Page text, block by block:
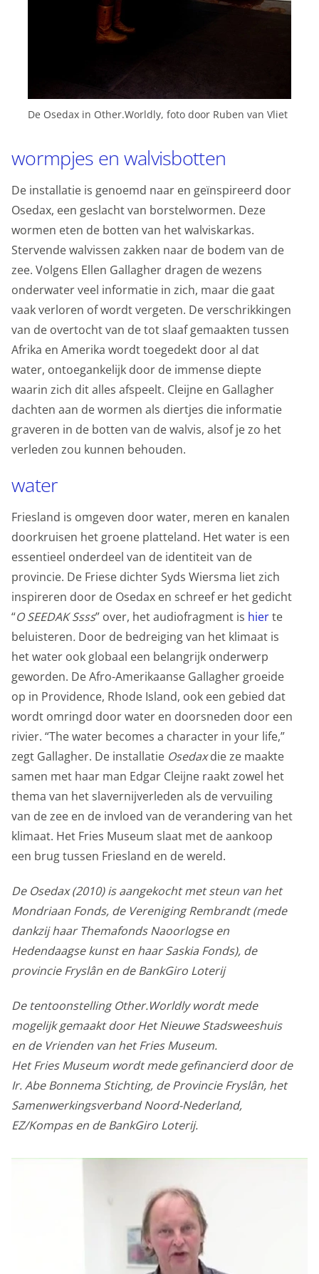
De Osedax in Other.Worldly, foto door Ruben van Vliet
wormpjes en walvisbotten
De installatie is genoemd naar en geïnspireerd door
Osedax, een geslacht van borstelwormen. Deze
wormen eten de botten van het walviskarkas.
Stervende walvissen zakken naar de bodem van de
zee. Volgens Ellen Gallagher dragen de wezens
onderwater veel informatie in zich, maar die gaat
vaak verloren of wordt vergeten. De verschrikkingen
van de overtocht van de tot slaaf gemaakten tussen
Afrika en Amerika wordt toegedekt door al dat
water, ontoegankelijk door de immense diepte
waarin zich dit alles afspeelt. Cleijne en Gallagher
dachten aan de wormen als diertjes die informatie
graveren in de botten van de walvis, alsof je zo het
verleden zou kunnen behouden.
water
Friesland is omgeven door water, meren en kanalen
doorkruisen het groene platteland. Het water is een
essentieel onderdeel van de identiteit van de
provincie. De Friese dichter Syds Wiersma liet zich
inspireren door de Osedax en schreef er het gedicht
“O SEEDAK Ssss” over, het audiofragment is hierte
beluisteren. Door de bedreiging van het klimaat is
het water ook globaal een belangrijk onderwerp
geworden. De Afro-Amerikaanse Gallagher groeide
op in Providence, Rhode Island, ook een gebied dat
wordt omringd door water en doorsneden door een
rivier. “The water becomes a character in your life,”
zegt Gallagher. De installatie Osedaxdie ze maakte
samen met haar man Edgar Cleijne raakt zowel het
thema van het slavernijverleden als de vervuiling
van de zee en de invloed van de verandering van het
klimaat. Het Fries Museum slaat met de aankoop
een brug tussen Friesland en de wereld.
De Osedax (2010) is aangekocht met steun van het
Mondriaan Fonds, de Vereniging Rembrandt(mede
dankzij haar Themafonds Naoorlogse en
Hedendaagse kunst en haar Saskia Fonds), de
provincieFryslân en de BankGiro Loterij
De tentoonstelling Other.Worldly wordt mede
mogelijk gemaakt door Het Nieuwe Stadsweeshuis
en de Vrienden van het Fries Museum.
Het Fries Museum wordt mede gefinancierd door de
Ir. Abe Bonnema Stichting, de Provincie Fryslân, het
Samenwerkingsverband Noord-Nederland,
EZ/Kompas en de BankGiro Loterij.
Marketing cookies
We gebruiken marketingcookies voor personalisatie,
waarmee we jou de meest relevante advertenties
kunnen tonen. Die aanbiedingen baseren we op wat je
We maken ook gebruik van cookies van YouTube,
kunt delen met je vrienden via social media. Stelt
toestemming in voor gepersonaliseerde advertenties.
Personalisatie cookies
Gedeelde klantinformatie
We delen jouw klantgegevens met derde partijen, om
beter inzicht te krijgen in het functioneren van de
website en onze marketingkanalen. Stelt toestemming
in voor het verzenden van gebruikersgegevens naar
Google voor online advertentiedoeleinden.
Gedeelde klantinformatie
Opslaan Alles accepteren